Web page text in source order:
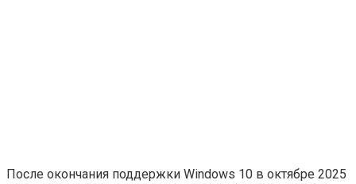
После окончания поддержки Windows 10 в октябре 2025